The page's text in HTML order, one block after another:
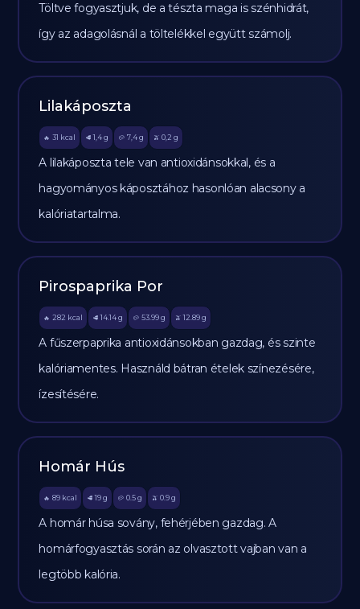
Töltve fogyasztjuk, de a tészta maga is szénhidrát,
így az adagolásnál a töltelékkel együtt számolj.
Lilakáposzta
🔥 31 kcal 🥩 1,4 g 🥔 7,4g 🫒 0,2 g
A lilakáposzta tele van antioxidánsokkal, és a
hagyományos káposztához hasonlóan alacsony a
kalóriatartalma.
Pirospaprika Por
🔥 282 kcal 🥩 14.14 g 🥔 53.99g 🫒 12.89 g
A fűszerpaprika antioxidánsokban gazdag, és szinte
kalóriamentes. Használd bátran ételek színezésére,
ízesítésére.
Homár Hús
🔥 89 kcal 🥩 19 g 🥔 0.5g 🫒 0.9 g
A homár húsa sovány, fehérjében gazdag. A
homárfogyasztás során az olvasztott vajban van a
legtöbb kalória.